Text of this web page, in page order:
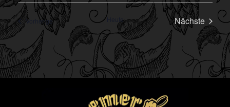
VorherigeVeranstaltungen Heute Nächste